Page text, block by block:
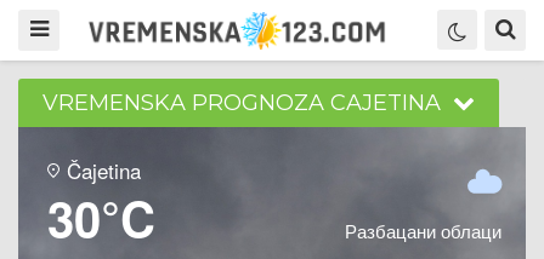
VREMENSKA PROGNOZA CAJETINA
Čajetina
30°C Разбацани облаци